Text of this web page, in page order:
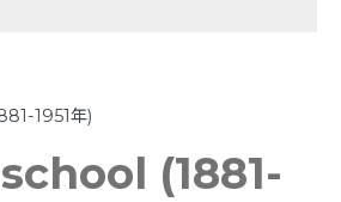
1951年)
(1881-